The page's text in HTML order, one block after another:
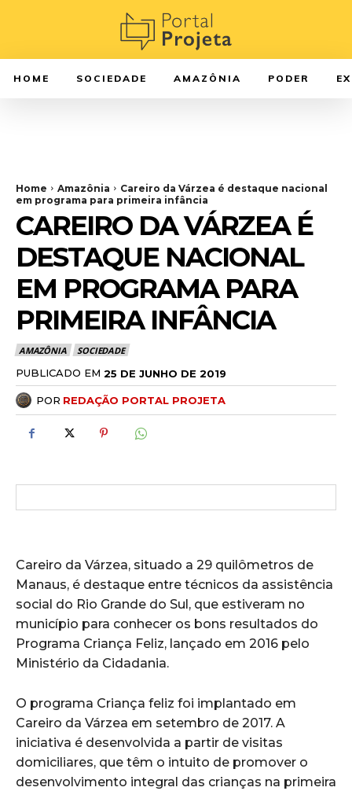
HOME SOCIEDADE AMAZÔNIA PODER
Home Amazônia
Careiro da Várzea é destaque nacional
em programa para primeira infância
CAREIRO DA VÁRZEA É
DESTAQUE NACIONAL
EM PROGRAMA PARA
PRIMEIRA INFÂNCIA
AMAZÔNIA SOCIEDADE
PUBLICADO EM 25 DE JUNHO DE 2019
POR REDAÇÃO PORTAL PROJETA
Careiro da Várzea, situado a 29 quilômetros de
Manaus, é destaque entre técnicos da assistência
social do Rio Grande do Sul, que estiveram no
município para conhecer os bons resultados do
Programa Criança Feliz, lançado em 2016 pelo
Ministério da Cidadania.
O programa Criança feliz foi implantado em
Careiro da Várzea em setembro de 2017. A
iniciativa é desenvolvida a partir de visitas
domiciliares, que têm o intuito de promover o
desenvolvimento integral das crianças na primeira